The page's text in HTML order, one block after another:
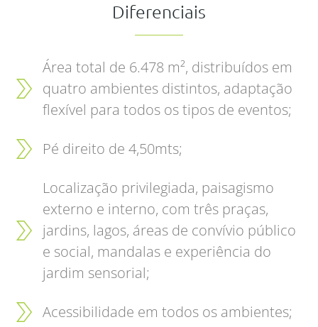
Diferenciais
Área total de 6.478 m², distribuídos em
quatro ambientes distintos, adaptação
flexível para todos os tipos de eventos;
Pé direito de 4,50mts;
Localização privilegiada, paisagismo
externo e interno, com três praças,
jardins, lagos, áreas de convívio público
e social, mandalas e experiência do
jardim sensorial;
Acessibilidade em todos os ambientes;